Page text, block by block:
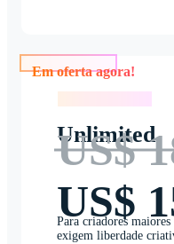
Unlimited
US$
US$
Para criadores
exigem liberdade